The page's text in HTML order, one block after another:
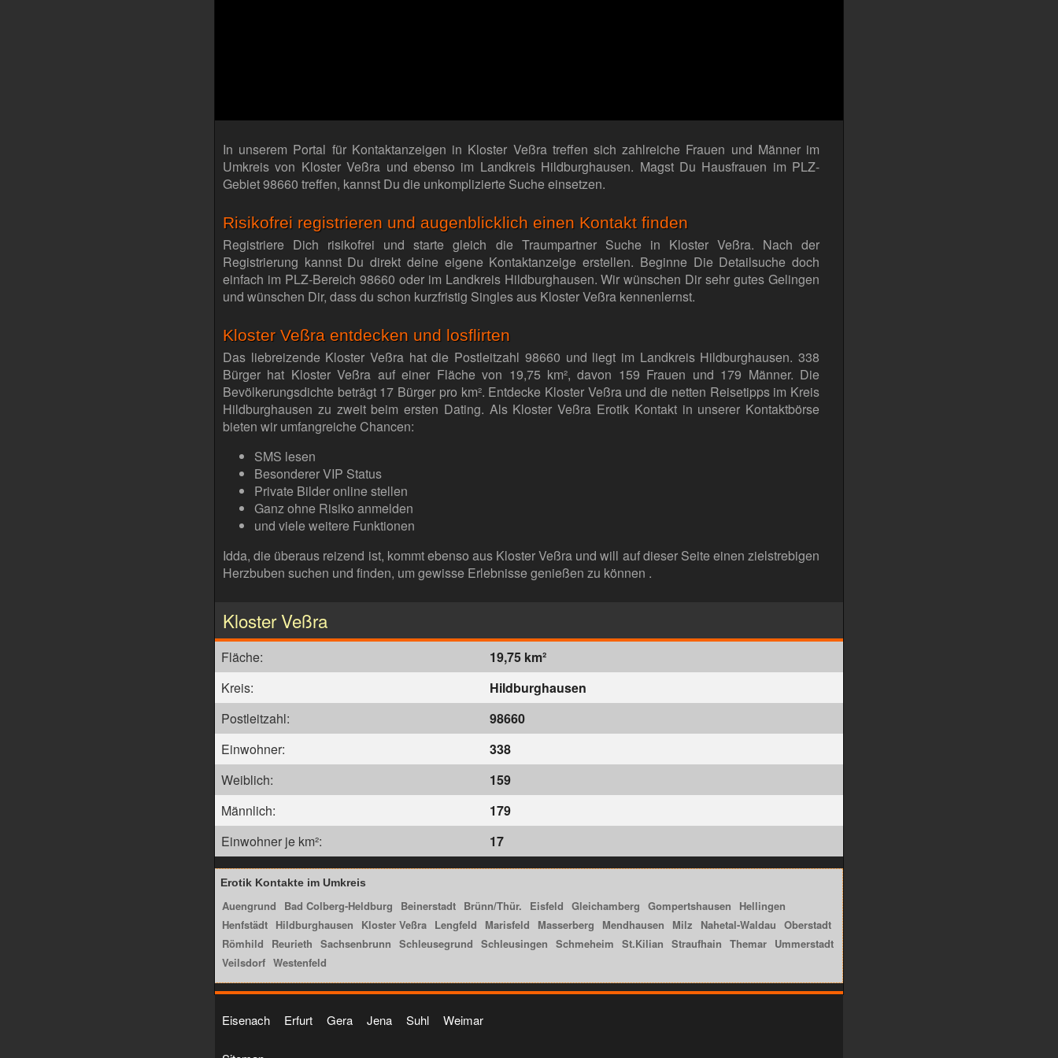
In unserem Portal für Kontaktanzeigen in Kloster Veßra treffen sich zahlreiche Frauen und Männer im
Umkreis von Kloster Veßra und ebenso im Landkreis Hildburghausen. Magst Du Hausfrauen im PLZ-
Gebiet 98660 treffen, kannst Du die unkomplizierte Suche einsetzen.
Risikofrei registrieren und augenblicklich einen Kontakt finden
Registriere Dich risikofrei und starte gleich die Traumpartner Suche in Kloster Veßra. Nach der
Registrierung kannst Du direkt deine eigene Kontaktanzeige erstellen. Beginne Die Detailsuche doch
einfach im PLZ-Bereich 98660 oder im Landkreis Hildburghausen. Wir wünschen Dir sehr gutes Gelingen
und wünschen Dir, dass du schon kurzfristig Singles aus Kloster Veßra kennenlernst.
Kloster Veßra entdecken und losflirten
Das liebreizende Kloster Veßra hat die Postleitzahl 98660 und liegt im Landkreis Hildburghausen. 338
Bürger hat Kloster Veßra auf einer Fläche von 19,75 km², davon 159 Frauen und 179 Männer. Die
Bevölkerungsdichte beträgt 17 Bürger pro km². Entdecke Kloster Veßra und die netten Reisetipps im Kreis
Hildburghausen zu zweit beim ersten Dating. Als Kloster Veßra Erotik Kontakt in unserer Kontaktbörse
bieten wir umfangreiche Chancen:
SMS lesen
Besonderer VIP Status
Private Bilder online stellen
Ganz ohne Risiko anmelden
und viele weitere Funktionen
Idda, die überaus reizend ist, kommt ebenso aus Kloster Veßra und will auf dieser Seite einen zielstrebigen
Herzbuben suchen und finden, um gewisse Erlebnisse genießen zu können .
Kloster Veßra
Fläche:
19,75 km²
Kreis:
Hildburghausen
Postleitzahl:
98660
Einwohner:
338
Weiblich:
159
Männlich:
179
Einwohner je km²:
17
Erotik Kontakte im Umkreis
Auengrund Bad Colberg-Heldburg Beinerstadt Brünn/Thür. Eisfeld Gleichamberg Gompertshausen
Hellingen
Henfstädt Hildburghausen Kloster Veßra Lengfeld Marisfeld Masserberg Mendhausen Milz Nahetal-Waldau Oberstadt
Römhild
Reurieth Sachsenbrunn Schleusegrund Schleusingen Schmeheim St.Kilian Straufhain Themar Ummerstadt
Veilsdorf Westenfeld
Eisenach Erfurt Gera Jena Suhl Weimar